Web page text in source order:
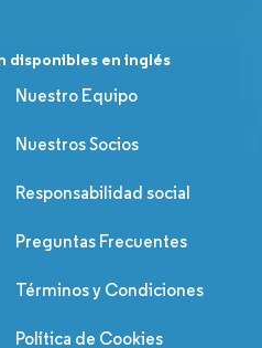
disponibles en inglés
Nuestro Equipo
Nuestros Socios
Responsabilidad social
Preguntas Frecuentes
Términos y Condiciones
Política de Cookies